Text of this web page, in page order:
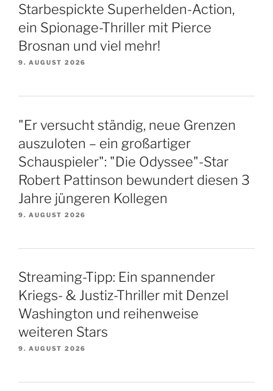
Starbespickte Superhelden-Action,
ein Spionage-Thriller mit Pierce
Brosnan und viel mehr!
9. AUGUST 2026
"Er versucht ständig, neue Grenzen
auszuloten – ein großartiger
Schauspieler": "Die Odyssee"-Star
Robert Pattinson bewundert diesen 3
Jahre jüngeren Kollegen
9. AUGUST 2026
Streaming-Tipp: Ein spannender
Kriegs- & Justiz-Thriller mit Denzel
Washington und reihenweise
weiteren Stars
9. AUGUST 2026